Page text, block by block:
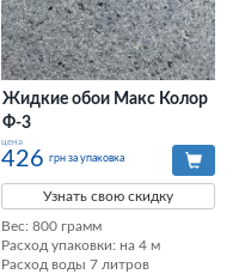
Жидкие обои Макс Колор
Ф-3
цена
426 грн за упаковка
Узнать свою скидку
Вес: 800 грамм
Расход упаковки: на 4 м
Расход воды 7 литров